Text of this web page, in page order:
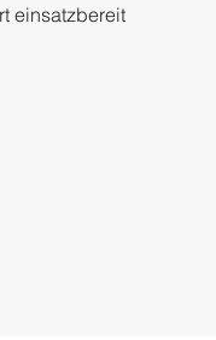
einsatzbereit